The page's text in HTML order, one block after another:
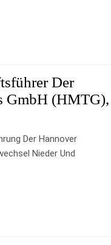
Der
GmbH (HMTG),
Der Hannover
Nieder Und